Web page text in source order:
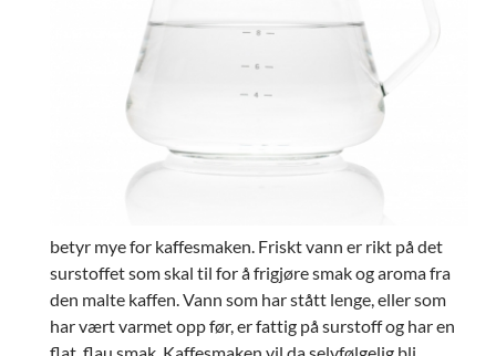
betyr mye for kaffesmaken. Friskt vann er rikt på det
surstoffet som skal til for å frigjøre smak og aroma fra
den malte kaffen. Vann som har stått lenge, eller som
har vært varmet opp før, er fattig på surstoff og har en